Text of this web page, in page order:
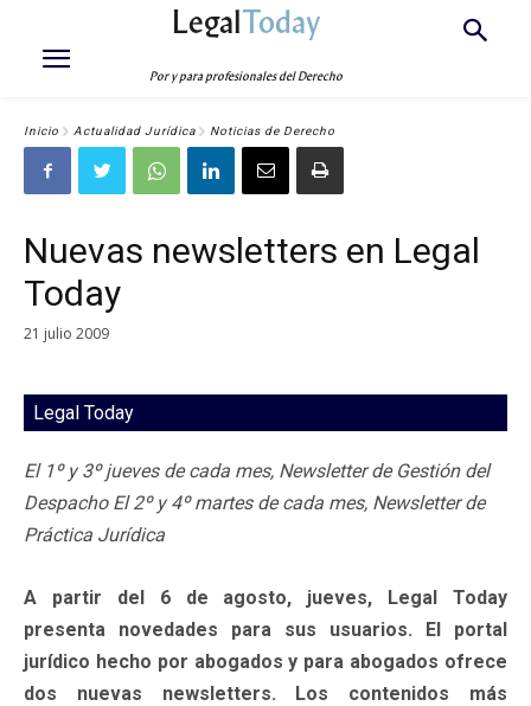
LegalToday
Por y para profesionales del Derecho
Inicio Actualidad Jurídica Noticias de Derecho
Nuevas newsletters en Legal
Today
21 julio 2009
Legal Today
El 1º y 3º jueves de cada mes, Newsletter de Gestión del
Despacho El 2º y 4º martes de cada mes, Newsletter de
Práctica Jurídica
A partir del 6 de agosto, jueves, Legal Today
presenta novedades para sus usuarios. El portal
jurídico hecho por abogados y para abogados ofrece
dos nuevas newsletters. Los contenidos más